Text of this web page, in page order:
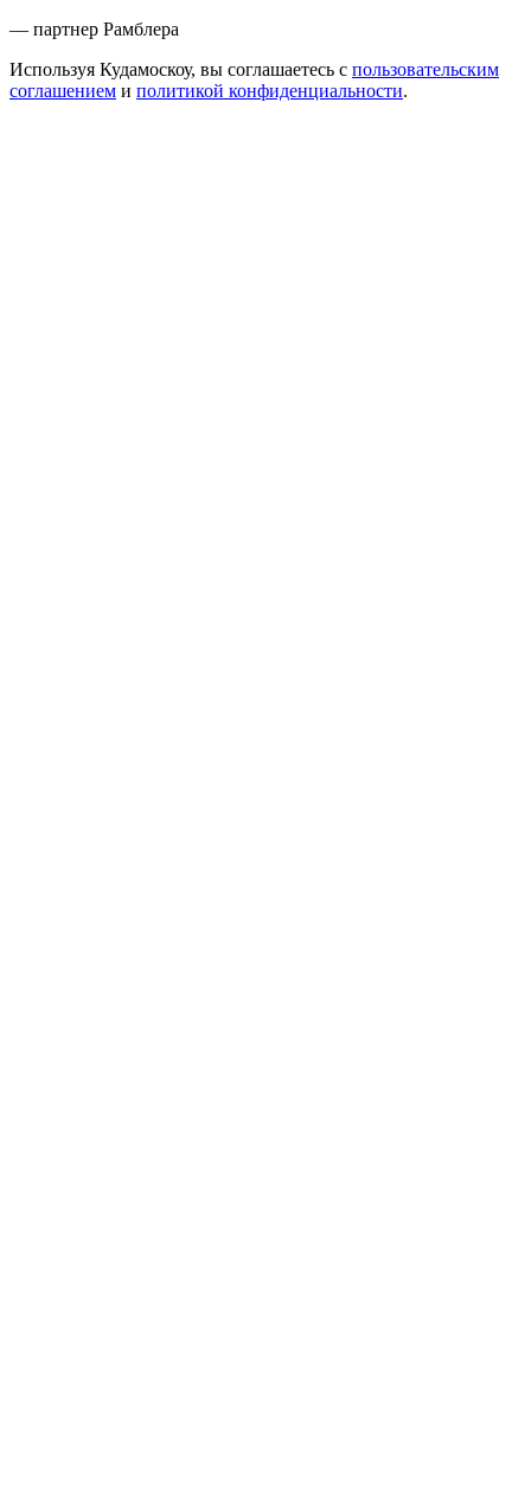
— партнер Рамблера
Используя Кудамоскоу, вы соглашаетесь с пользовательским
соглашением и политикой конфиденциальности.